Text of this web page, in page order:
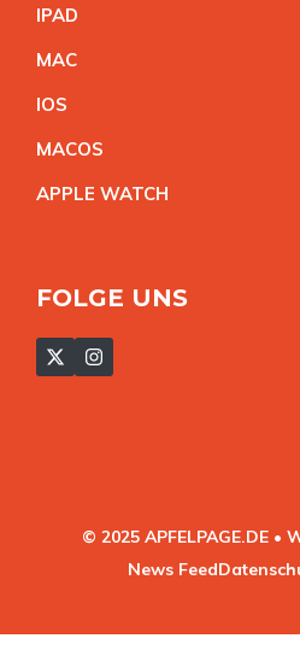
IPAD
MAC
IOS
MACOS
APPLE WATCH
FOLGE UNS
© 2025 APFELPAGE.DE •
News Feed